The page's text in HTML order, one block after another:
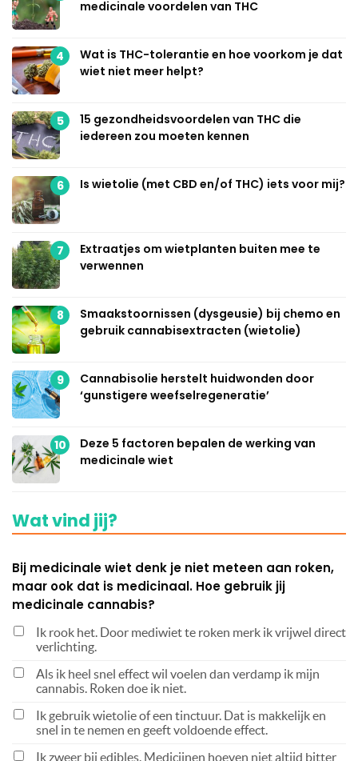
medicinale voordelen van THC
4
Wat is THC-tolerantie en hoe voorkom je dat
wiet niet meer helpt?
5
15 gezondheidsvoordelen van THC die
iedereen zou moeten kennen
6 Is wietolie (met CBD en/of THC) iets voor mij?
7
Extraatjes om wietplanten buiten mee te
verwennen
8
Smaakstoornissen (dysgeusie) bij chemo en
gebruik cannabisextracten (wietolie)
9
Cannabisolie herstelt huidwonden door
‘gunstigere weefselregeneratie’
10
Deze 5 factoren bepalen de werking van
medicinale wiet
Wat vind jij?
Bij medicinale wiet denk je niet meteen aan roken,
maar ook dat is medicinaal. Hoe gebruik jij
medicinale cannabis?
Ik rook het. Door mediwiet te roken merk ik vrijwel direct
verlichting.
Als ik heel snel effect wil voelen dan verdamp ik mijn
cannabis. Roken doe ik niet.
Ik gebruik wietolie of een tinctuur. Dat is makkelijk en
snel in te nemen en geeft voldoende effect.
Ik zweer bij edibles. Medicijnen hoeven niet altijd bitter